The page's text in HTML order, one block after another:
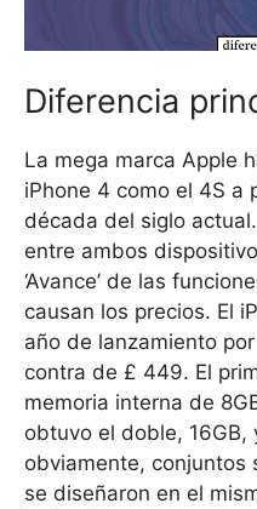
Diferencia
La mega marca Apple
iPhone 4 como el 4S a
década del siglo
entre ambos
‘Avance’ de las
causan los precios. El
año de lanzamiento
contra de £ 449. El
memoria interna de
obtuvo el doble, 16GB,
obviamente, conjuntos
se diseñaron en el